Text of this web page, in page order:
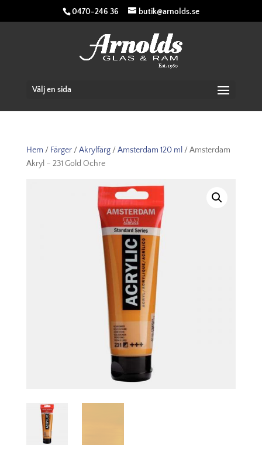
0470-246 36 butik@arnolds.se
Välj en sida
Hem / Färger/Akrylfärg/Amsterdam 120 ml / Amsterdam
Akryl – 231 Gold Ochre